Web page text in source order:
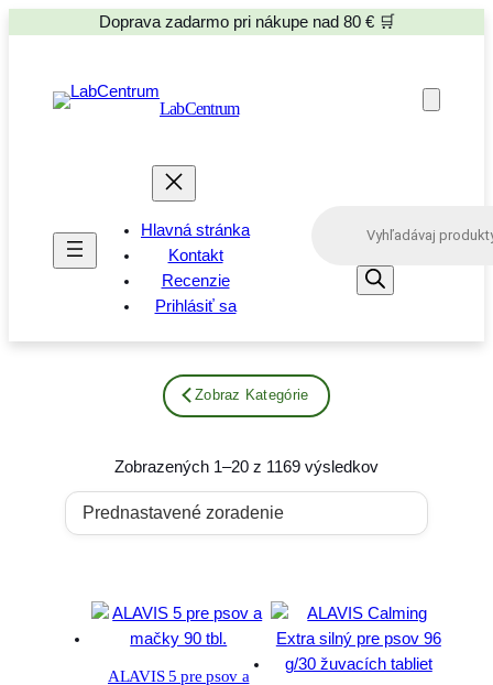
Doprava zadarmo pri nákupe nad 80 € 🛒
LabCentrum
Hlavná stránka
Kontakt
Recenzie
Prihlásiť sa
s
e
r
h
Zobraz Kategórie
Zobrazených 1–20 z 1169 výsledkov
ALAVIS 5 pre psov a